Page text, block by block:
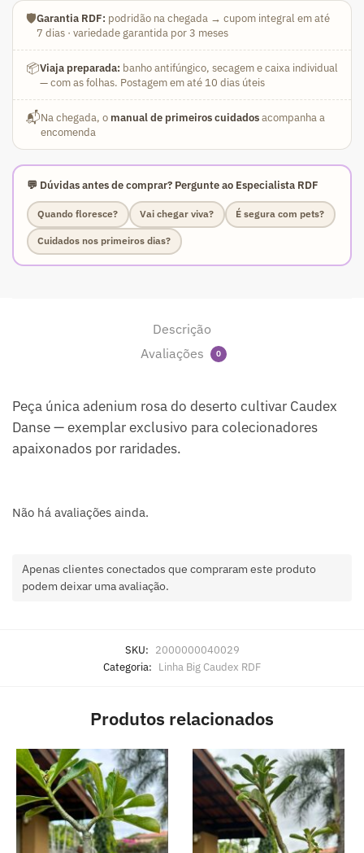
🛡️Garantia RDF: podridão na chegada → cupom integral em até
7 dias · variedade garantida por 3 meses
📦Viaja preparada: banho antifúngico, secagem e caixa individual
— com as folhas. Postagem em até 10 dias úteis
📬Na chegada, o manual de primeiros cuidadosacompanha a
encomenda
💬 Dúvidas antes de comprar? Pergunte ao Especialista RDF
Quando floresce? Vai chegar viva? É segura com pets?
Cuidados nos primeiros dias?
Descrição
Avaliações
0
Peça única adenium rosa do deserto cultivar Caudex
Danse — exemplar exclusivo para colecionadores
apaixonados por raridades.
Não há avaliações ainda.
Apenas clientes conectados que compraram este produto
podem deixar uma avaliação.
SKU: 2000000040029
Categoria: Linha Big Caudex RDF
Produtos relacionados